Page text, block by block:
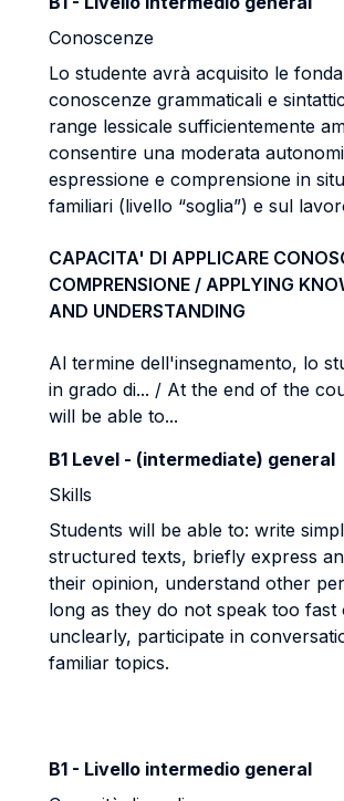
Conoscenze
Lo studente avrà acquisito le
conoscenze grammaticali e
range lessicale sufficientemente
consentire una moderata
espressione e comprensione in
familiari (livello “soglia”) e sul
CAPACITA' DI APPLICARE
COMPRENSIONE / APPLYING
AND UNDERSTANDING
Al termine dell'insegnamento, lo
in grado di... / At the end of the
will be able to...
B1 Level - (intermediate) general
Skills
Students will be able to: write
structured texts, briefly express
their opinion, understand other
long as they do not speak too fast
unclearly, participate in
familiar topics.
B1 - Livello intermedio general